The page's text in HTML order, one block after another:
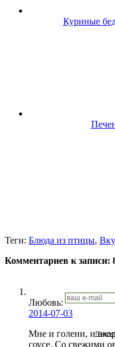
Куриные
Теги: Блюда из птицы,
Комментариев к записи:
Любовь:
2014-07-03
Мне и голени, и
соусе. Со свежими